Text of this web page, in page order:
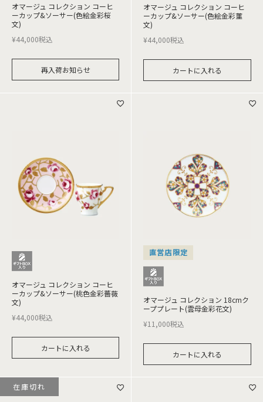
オマージュ コレクション コーヒ
ーカップ&ソーサー(色絵金彩桜
文)
¥44,000税込
再入荷お知らせ
オマージュ コレクション コーヒ
ーカップ&ソーサー(色絵金彩菫
文)
¥44,000税込
カートに入れる
オマージュ コレクション コーヒ
ーカップ&ソーサー(桃色金彩薔薇
文)
¥44,000税込
カートに入れる
直営店限定
オマージュ コレクション 18cmク
ーププレート(雲母金彩花文)
¥11,000税込
カートに入れる
在庫切れ